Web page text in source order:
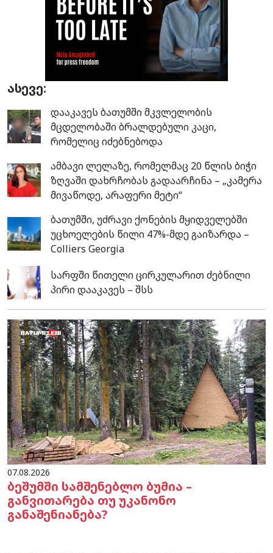
ასევე:
დააკავეს ბათუმში მკვლელობის
მცდელობაში ბრალდებული კაცი,
რომელიც იძებნებოდა
ამბავი ლელაზე, რომელმაც 20 წლის ბიჭი
ზღვაში დახრჩობას გადაარჩინა – „კამერა
მივაწოდე, არაფერი მეტი“
ბათუმში, უძრავი ქონების მყიდველებში
უცხოელების წილი 47%-მდე გაიზარდა –
Colliers Georgia
სარფში წითელი ცირკულარით ძებნილი
პირი დააკავეს – შსს
07.08.2026
ბეშუმში სამშენებლო ბუმია –
განვითარება თუ უკანონო
განაშენიანება?